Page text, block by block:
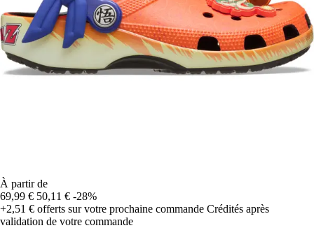
À partir de
69,99 € 50,11 € -28%
+2,51 € offerts sur votre prochaine commande Crédités après
validation de votre commande